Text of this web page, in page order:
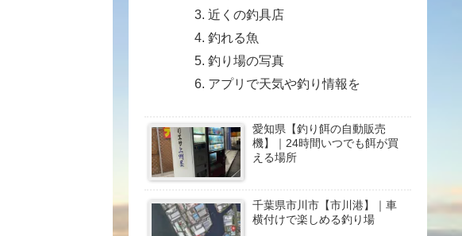
近くの釣具店
釣れる魚
釣り場の写真
アプリで天気や釣り情報を
愛知県【釣り餌の自動販売
機】｜24時間いつでも餌が買
える場所
千葉県市川市【市川港】｜車
横付けで楽しめる釣り場